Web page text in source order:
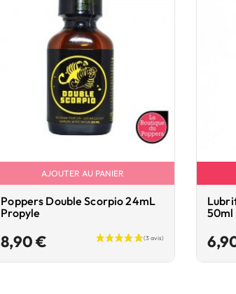
AJOUTER AU PANIER
Poppers Double Scorpio 24mL
Propyle
8,90 €
50ml